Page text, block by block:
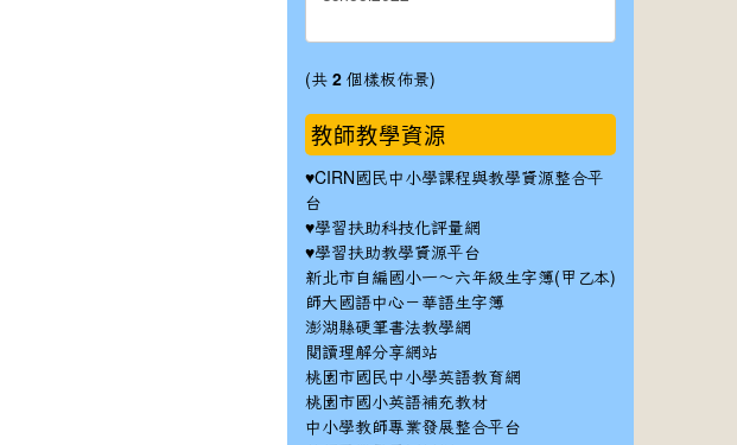
(共 2個樣板佈景)
教師教學資源
♥CIRN國民中小學課程與教學資源整合平
台
♥學習扶助科技化評量網
♥學習扶助教學資源平台
新北市自編國小一～六年級生字簿(甲乙本)
師大國語中心－華語生字簿
澎湖縣硬筆書法教學網
閱讀理解分享網站
桃園市國民中小學英語教育網
桃園市國小英語補充教材
中小學教師專業發展整合平台